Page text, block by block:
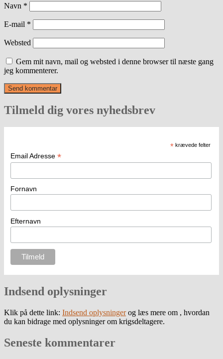
Navn *
E-mail *
Websted
Gem mit navn, mail og websted i denne browser til næste gang
jeg kommenterer.
Tilmeld dig vores nyhedsbrev
* krævede felter
Email Adresse *
Fornavn
Efternavn
Indsend oplysninger
Klik på dette link: Indsend oplysningerog læs mere om , hvordan
du kan bidrage med oplysninger om krigsdeltagere.
Seneste kommentarer